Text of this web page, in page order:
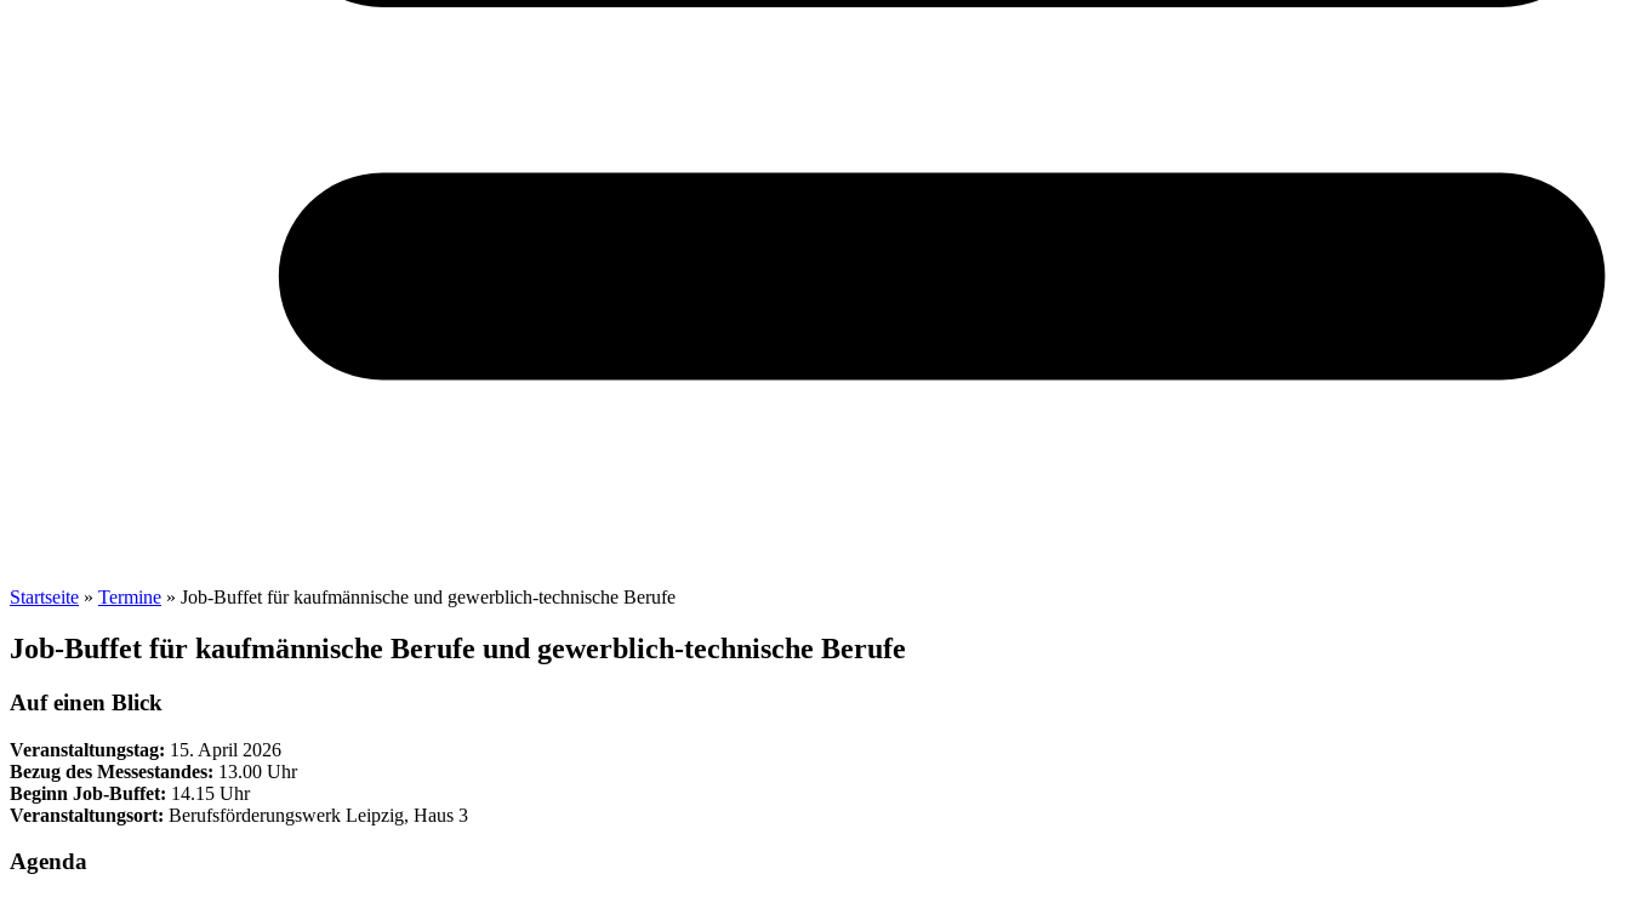
Startseite » Termine » Job-Buffet für kaufmännische und gewerblich-technische Berufe
Job-Buffet für kaufmännische Berufe und gewerblich-technische Berufe
Auf einen Blick
Veranstaltungstag: 15. April 2026
Bezug des Messestandes: 13.00 Uhr
Beginn Job-Buffet: 14.15 Uhr
Veranstaltungsort: Berufsförderungswerk Leipzig, Haus 3
Agenda